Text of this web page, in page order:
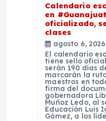
Calendario
en
oficializado,
clases
agosto 6, 2026
El calendario
tiene sello
serán 190 días
marcarán la
maestros en
firma del
gobernadora
Muñoz Ledo, al
Educación Luis
Gómez, a los